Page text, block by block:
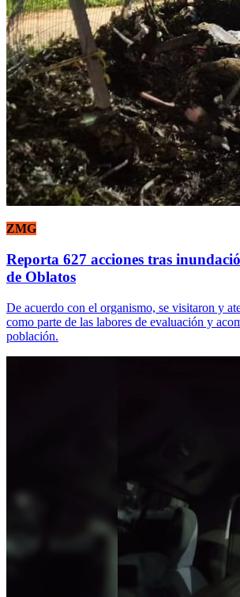
ZMG
Reporta 627 acciones tras
de Oblatos
De acuerdo con el organismo, se visitaron y
como parte de las labores de evaluación y
población.